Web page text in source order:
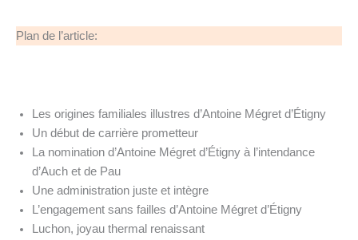
Plan de l’article:
Les origines familiales illustres d’Antoine Mégret d’Étigny
Un début de carrière prometteur
La nomination d’Antoine Mégret d’Étigny à l’intendance
d’Auch et de Pau
Une administration juste et intègre
L’engagement sans failles d’Antoine Mégret d’Étigny
Luchon, joyau thermal renaissant